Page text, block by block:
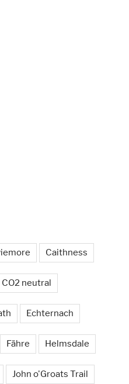
Caithness
CO2 neutral
Echternach
Fähre Helmsdale
John o'Groats Trail